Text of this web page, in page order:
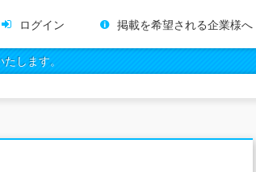
ログイン 掲載を希望される企業様へ
します。